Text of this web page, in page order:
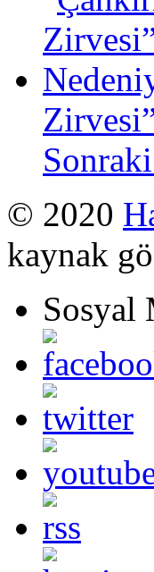
© 2020
kaynak
Sosyal